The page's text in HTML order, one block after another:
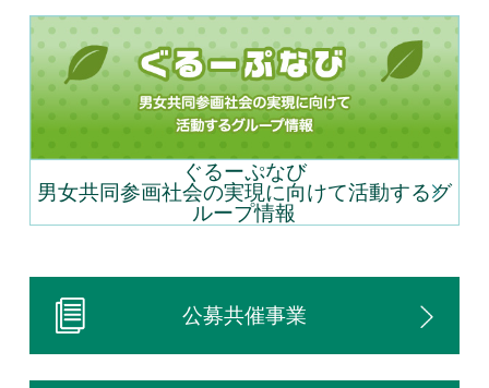
ぐるーぷなび
男女共同参画社会の実現に向けて活動するグ
ループ情報
公募共催事業